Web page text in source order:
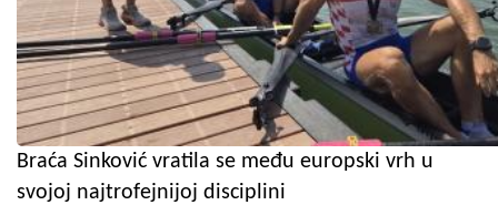
Braća Sinković vratila se među europski vrh u
svojoj najtrofejnijoj disciplini